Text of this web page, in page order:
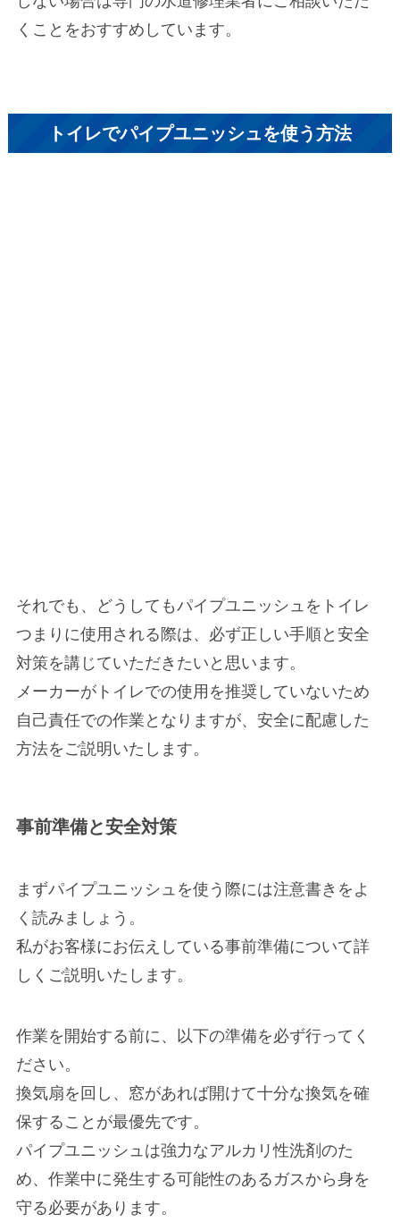
くことをおすすめしています。
トイレでパイプユニッシュを使う方法
それでも、どうしてもパイプユニッシュをトイレ
つまりに使用される際は、必ず正しい手順と安全
対策を講じていただきたいと思います。
メーカーがトイレでの使用を推奨していないため
自己責任での作業となりますが、安全に配慮した
方法をご説明いたします。
事前準備と安全対策
まずパイプユニッシュを使う際には注意書きをよ
く読みましょう。
私がお客様にお伝えしている事前準備について詳
しくご説明いたします。
作業を開始する前に、以下の準備を必ず行ってく
ださい。
換気扇を回し、窓があれば開けて十分な換気を確
保することが最優先です。
パイプユニッシュは強力なアルカリ性洗剤のた
め、作業中に発生する可能性のあるガスから身を
守る必要があります。